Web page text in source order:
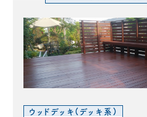
ウッドデッキ(デッキ系)